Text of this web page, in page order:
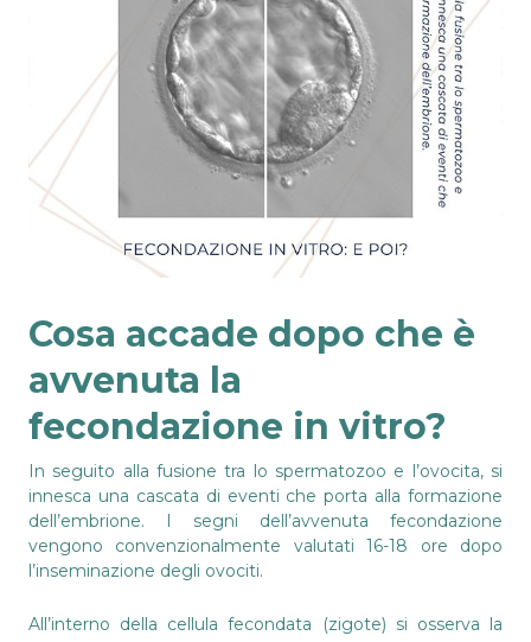
Cosa accade dopo che è
avvenuta la
fecondazione in vitro?
In seguito alla fusione tra lo spermatozoo e l’ovocita, si
innesca una cascata di eventi che porta alla formazione
dell’embrione. I segni dell’avvenuta fecondazione
vengono convenzionalmente valutati 16-18 ore dopo
l’inseminazione degli ovociti.
All’interno della cellula fecondata (zigote) si osserva la